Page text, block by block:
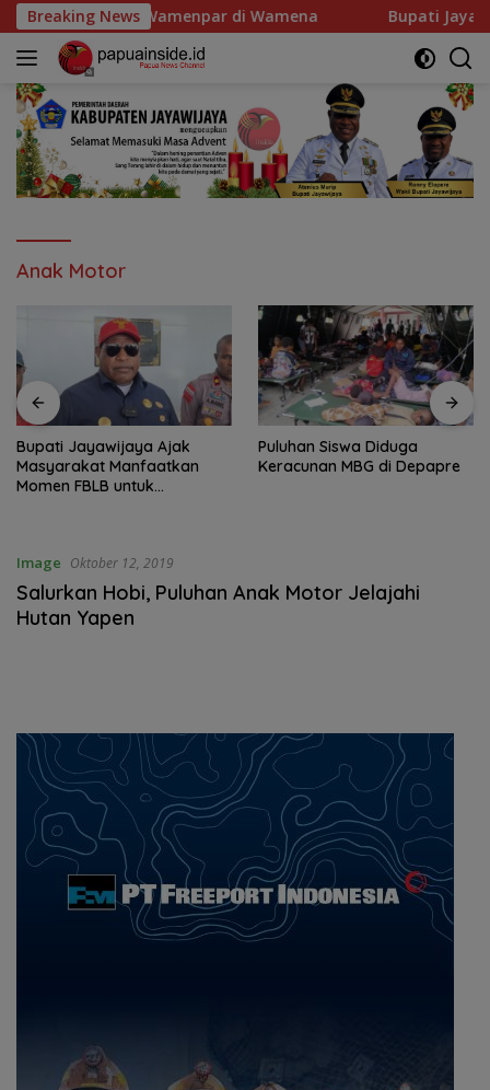
Langsung
ke
konten
Breaking News
di Wamena Bupati Jayawijaya Ajak
Anak Motor
Bupati Jayawijaya Ajak
Masyarakat Manfaatkan
Momen FBLB untuk
Puluhan Siswa Diduga
Keracunan MBG di Depapre
Image Oktober 12, 2019
Salurkan Hobi, Puluhan Anak Motor Jelajahi
Hutan Yapen